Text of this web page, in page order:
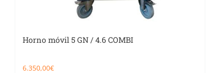
Horno móvil 5 GN / 4.6 COMBI
6.350,00€